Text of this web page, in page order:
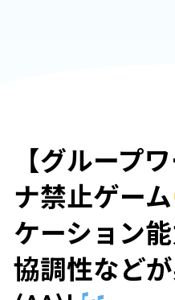
【グループ
ナ禁止ゲーム
ケーション能
協調性など